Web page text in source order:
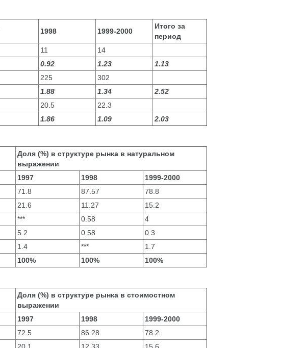
1998 1999-2000
Итого за
период
11
14
0.92 1.23
1.13
225
302
1.88 1.34
2.52
20.5
22.3
1.86 1.09 2.03
Доля (%) в структуре рынка в натуральном
выражении
1997
1998
1999-2000
71.8 87.57
78.8
21.6 11.27
15.2
*** 0.58
4
5.2 0.58
0.3
1.4 ***
1.7
100% 100% 100%
Доля (%) в структуре рынка в стоимостном
выражении
1997
1998
1999-2000
72.5 86.28
78.2